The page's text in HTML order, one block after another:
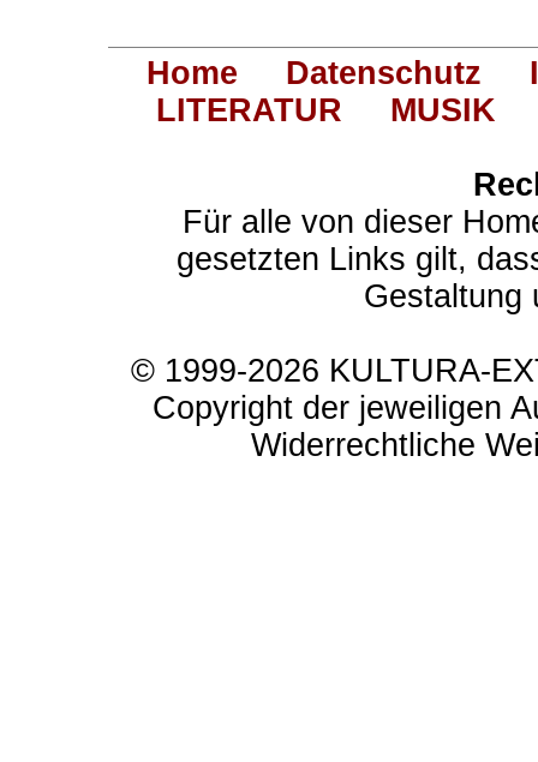
Home Datenschutz
LITERATUR
MUSIK
Für alle von dieser
gesetzten Links gilt,
Gestaltung
© 1999-2026 KULTURA-
Copyright der jeweiligen
Widerrechtliche